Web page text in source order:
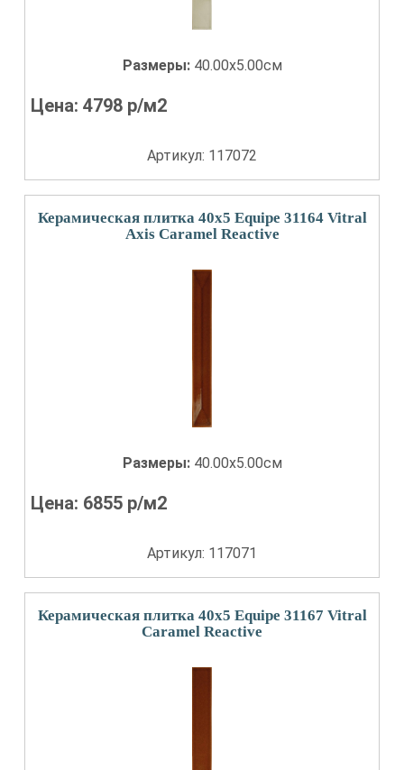
Размеры: 40.00x5.00см
Цена:4798 р/м2
Артикул: 117072
Керамическая плитка 40x5 Equipe 31164 Vitral
Axis Caramel Reactive
Размеры: 40.00x5.00см
Цена: 6855 р/м2
Артикул: 117071
Керамическая плитка 40x5 Equipe 31167 Vitral
Caramel Reactive